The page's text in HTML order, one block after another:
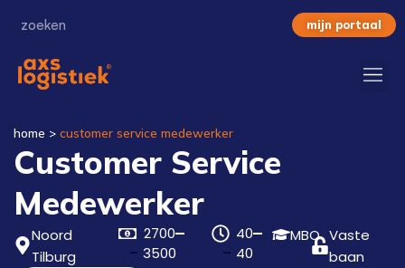
mijn portaal
home > customer service medewerker
Customer Service
Medewerker
Noord
Tilburg
2700
3500
40
40
MBO Vaste
baan